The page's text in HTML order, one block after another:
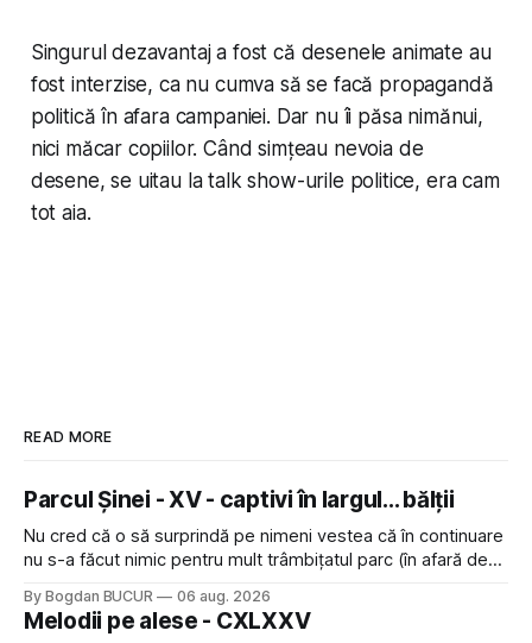
Singurul dezavantaj a fost că desenele animate au
fost interzise, ca nu cumva să se facă propagandă
politică în afara campaniei. Dar nu îi păsa nimănui,
nici măcar copiilor. Când simțeau nevoia de
desene, se uitau la talk show-urile politice, era cam
tot aia.
READ MORE
Parcul Șinei - XV - captivi în largul... bălții
Nu cred că o să surprindă pe nimeni vestea că în continuare
nu s-a făcut nimic pentru mult trâmbițatul parc (în afară de
timp pui și latră prin gard la lumea care trece prin zonă). Am
avut, în schimb, o belea
By Bogdan BUCUR 06 aug. 2026
Melodii pe alese - CXLXXV